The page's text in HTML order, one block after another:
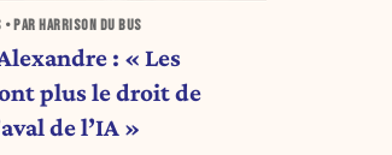
• PAR HARRISON DU BUS
: « Les
plus le droit de
de l’IA »